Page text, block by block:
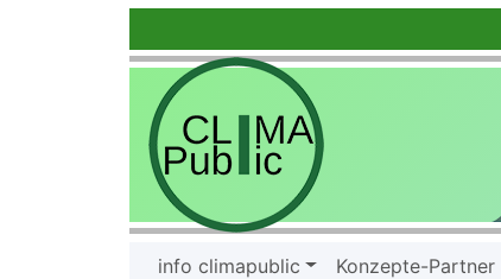
info climapublic Konzepte-Partner